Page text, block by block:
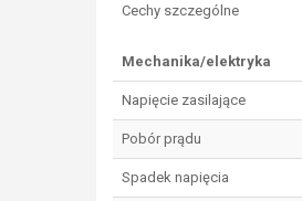
Cechy szczególne
Mechanika/elektryka
Napięcie zasilające
Pobór prądu
Spadek napięcia